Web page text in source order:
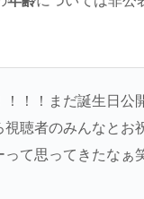
！！！まだ誕生日公
視聴者のみんなとお
って思ってきたなぁ